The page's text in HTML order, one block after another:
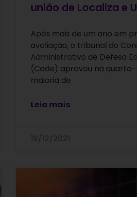
união de Localiza e
Após mais de um ano em
avaliação, o tribunal do
Administrativo de Defesa
(Cade) aprovou na
maioria de
Leia mais